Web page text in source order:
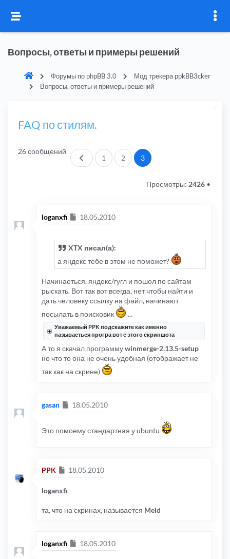
Вопросы, ответы и примеры решений
Форумы по phpBB 3.0
Мод трекера ppkBB3cker
Вопросы, ответы и примеры решений
FAQ по стилям.
26 сообщений
Пред.1 2 3
Просмотры: 2426 •
loganxfi Сообщение
18.05.2010
XTX писал(а):
а яндекс тебе в этом не поможет?
Начинаеться, яндекс/гугл и пошол по сайтам
рыскать. Вот так вот всегда, нет чтобы найти и
дать человеку ссылку на файл, начинают
посылать в поисковик
...
Уважаемый PPK подскажите как именно
называеться програ вот с этого скриншота
А то я скачал программуwinmerge-2.13.5-setup
но что то она не очень удобная (отображает не
так как на скрине)
gasan Сообщение
18.05.2010
Это помоему стандартная у ubuntu
PPK Сообщение
18.05.2010
loganxfi
та, что на скринах, называется Meld
loganxfi Сообщение
18.05.2010